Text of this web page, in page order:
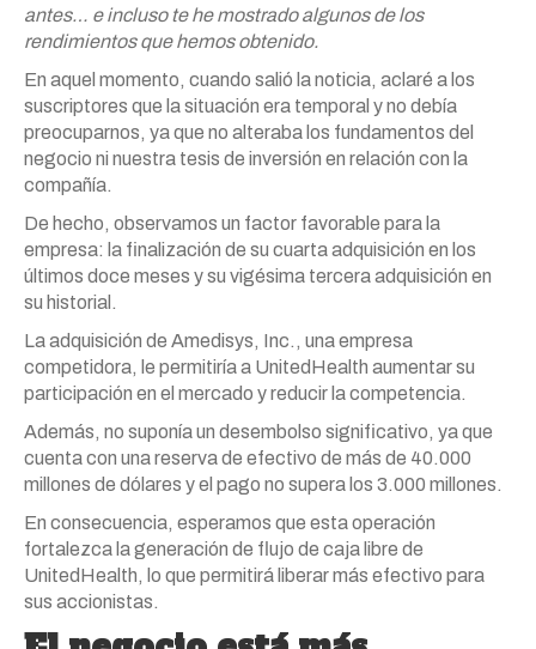
antes… e incluso te he mostrado algunos de los
rendimientos que hemos obtenido.
En aquel momento, cuando salió la noticia, aclaré a los
suscriptores que la situación era temporal y no debía
preocuparnos, ya que no alteraba los fundamentos del
negocio ni nuestra tesis de inversión en relación con la
compañía.
De hecho, observamos un factor favorable para la
empresa: la finalización de su cuarta adquisición en los
últimos doce meses y su vigésima tercera adquisición en
su historial.
La adquisición de Amedisys, Inc., una empresa
competidora, le permitiría a UnitedHealth aumentar su
participación en el mercado y reducir la competencia.
Además, no suponía un desembolso significativo, ya que
cuenta con una reserva de efectivo de más de 40.000
millones de dólares y el pago no supera los 3.000 millones.
En consecuencia, esperamos que esta operación
fortalezca la generación de flujo de caja libre de
UnitedHealth, lo que permitirá liberar más efectivo para
sus accionistas.